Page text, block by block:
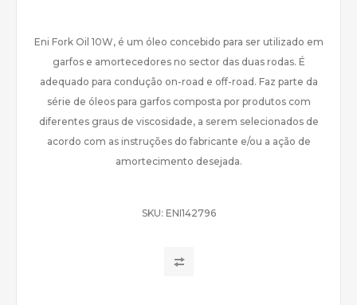
Eni Fork Oil 10W, é um óleo concebido para ser utilizado em
garfos e amortecedores no sector das duas rodas. É
adequado para condução on-road e off-road. Faz parte da
série de óleos para garfos composta por produtos com
diferentes graus de viscosidade, a serem selecionados de
acordo com as instruções do fabricante e/ou a ação de
amortecimento desejada.
SKU: ENI142796